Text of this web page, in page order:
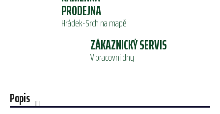
PRODEJNA
Hrádek-Srch na mapě
ZÁKAZNICKÝ SERVIS
V pracovní dny
Popis